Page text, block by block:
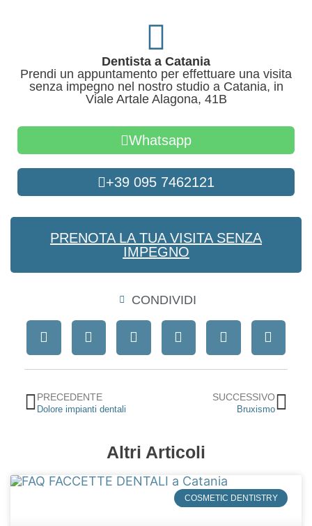
Dentista a Catania
Prendi un appuntamento per effettuare una visita
senza impegno nel nostro studio a Catania, in
Viale Artale Alagona, 41B
Whatsapp
+39 095 7462121
PRENOTA LA TUA VISITA SENZA
IMPEGNO
CONDIVIDI
Precedente
PRECEDENTE
Dolore impianti dentali
SUCCESSIVO
Bruxismo
Altri Articoli
COSMETIC DENTISTRY